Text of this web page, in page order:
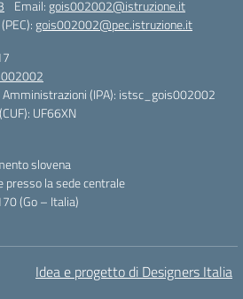
Email: gois002002@istruzione.it
gois002002@pec.istruzione.it
Amministrazioni (IPA): istsc_gois002002
UF66XN
slovena
presso la sede centrale
(Go – Italia)
Idea e progetto di Designers Italia